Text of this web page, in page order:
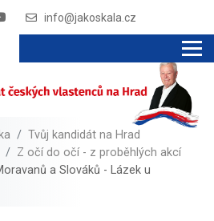
info@jakoskala.cz
Tvůj kandidát na Hrad
Z očí do očí - z proběhlých akcí
a Slováků - Lázek u